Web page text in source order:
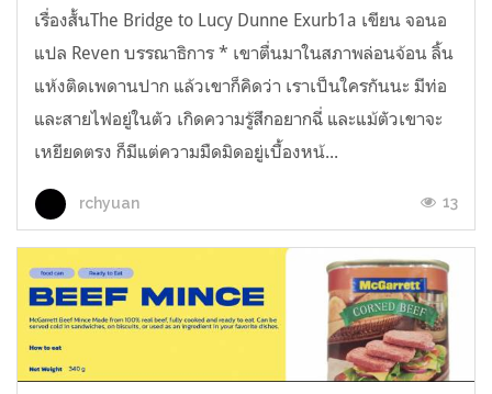
เรื่องสั้นThe Bridge to Lucy Dunne Exurb1a เขียน จอนอ
แปล Reven บรรณาธิการ * เขาตื่นมาในสภาพล่อนจ้อน ลิ้น
แห้งติดเพดานปาก แล้วเขาก็คิดว่า เราเป็นใครกันนะ มีท่อ
และสายไฟอยู่ในตัว เกิดความรู้สึกอยากฉี่ และแม้ตัวเขาจะ
เหยียดตรง ก็มีแต่ความมืดมิดอยู่เบื้องหน้...
rchyuan 13